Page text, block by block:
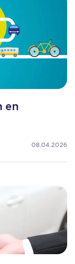
en
08.04.2026